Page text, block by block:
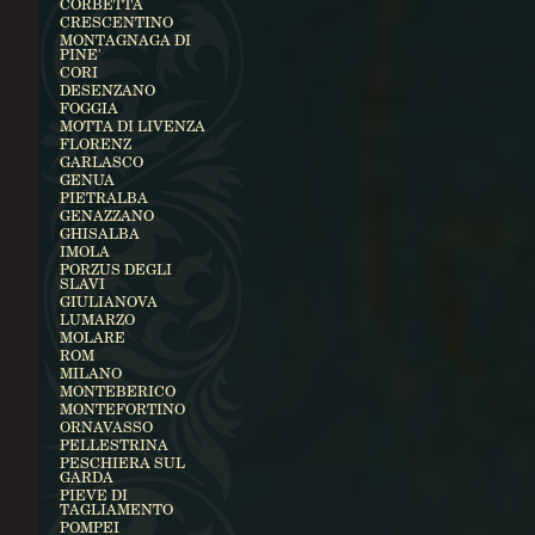
CRESCENTINO
MONTAGNAGA DI
PINE'
CORI
DESENZANO
FOGGIA
MOTTA DI LIVENZA
FLORENZ
GARLASCO
GENUA
PIETRALBA
GENAZZANO
GHISALBA
IMOLA
PORZUS DEGLI
SLAVI
GIULIANOVA
LUMARZO
MOLARE
ROM
MILANO
MONTEBERICO
MONTEFORTINO
ORNAVASSO
PELLESTRINA
PESCHIERA SUL
GARDA
PIEVE DI
TAGLIAMENTO
POMPEI